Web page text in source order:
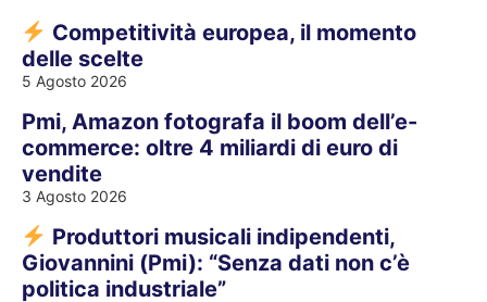
Competitività europea, il momento
delle scelte
5 Agosto 2026
Pmi, Amazon fotografa il boom dell’e-
commerce: oltre 4 miliardi di euro di
vendite
3 Agosto 2026
Produttori musicali indipendenti,
Giovannini (Pmi): “Senza dati non c’è
politica industriale”